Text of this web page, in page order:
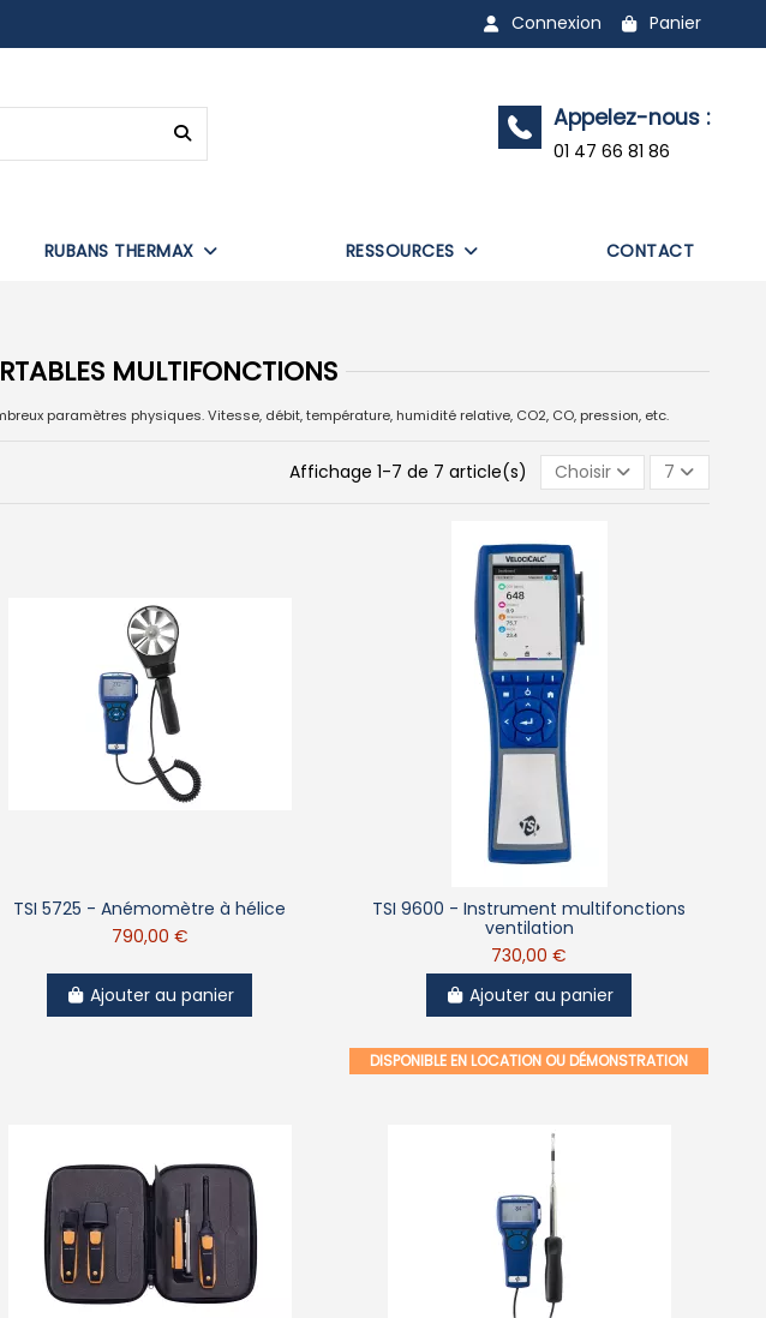
Connexion Panier
Appelez-nous :
01 47 66 81 86
RUBANS THERMAX RESSOURCES CONTACT
MULTIFONCTIONS
paramètres physiques. Vitesse, débit, température, humidité relative, CO2, CO, pression, etc.
Affichage 1-7 de 7 article(s) Choisir 7
TSI 5725 - Anémomètre à hélice
790,00 €
Ajouter au panier
TSI 9600 - Instrument multifonctions
ventilation
730,00 €
Ajouter au panier
DISPONIBLE EN LOCATION OU DÉMONSTRATION